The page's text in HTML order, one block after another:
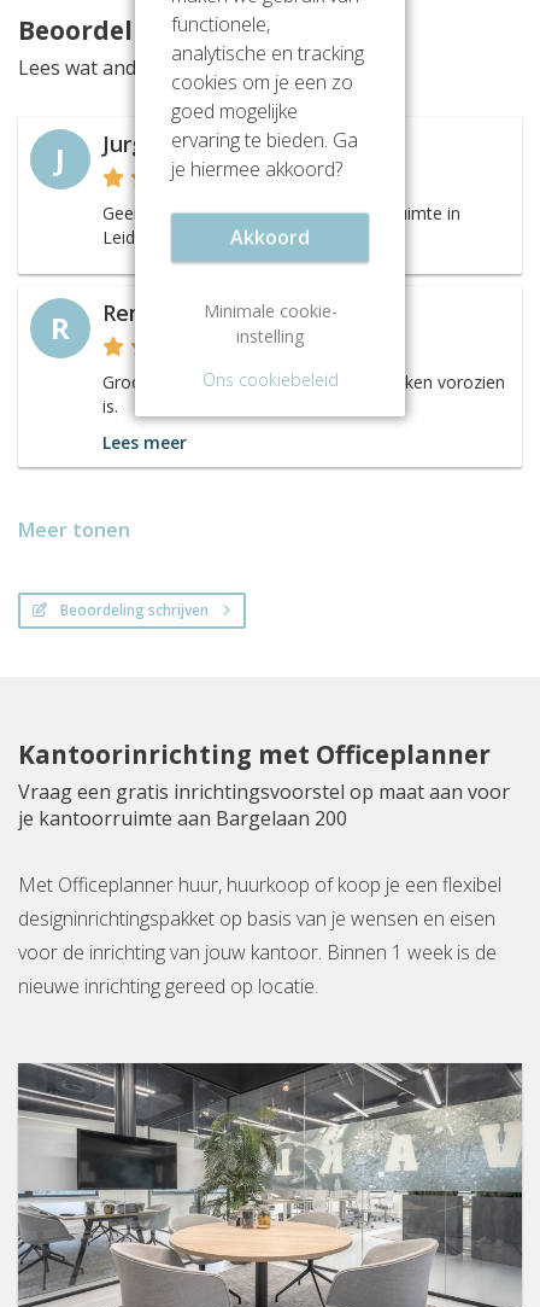
Beoordelingen
Lees wat anderen vinden van deze locatie
J Jurgen
Geen gekke prijzen voor een kantoorruimte in
Leiden.
R Remco
Groot kantoorpand dat van alle gemakken vorozien
is.
Lees meer
Meer tonen
Beoordeling schrijven
Kantoorinrichting met Officeplanner
Vraag een gratis inrichtingsvoorstel op maat aan voor
je kantoorruimte aan Bargelaan 200
Met Officeplanner huur, huurkoop of koop je een flexibel
designinrichtingspakket op basis van je wensen en eisen
voor de inrichting van jouw kantoor. Binnen 1 week is de
nieuwe inrichting gereed op locatie.
functionele,
analytische en tracking
cookies om je een zo
goed mogelijke
ervaring te bieden. Ga
je hiermee akkoord?
Akkoord
Minimale cookie-
instelling
Ons cookiebeleid